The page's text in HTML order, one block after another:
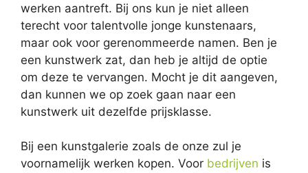
werken aantreft. Bij ons kun je niet alleen
terecht voor talentvolle jonge kunstenaars,
maar ook voor gerenommeerde namen. Ben je
een kunstwerk zat, dan heb je altijd de optie
om deze te vervangen. Mocht je dit aangeven,
dan kunnen we op zoek gaan naar een
kunstwerk uit dezelfde prijsklasse.
Bij een kunstgalerie zoals de onze zul je
voornamelijk werken kopen. Voor bedrijven is